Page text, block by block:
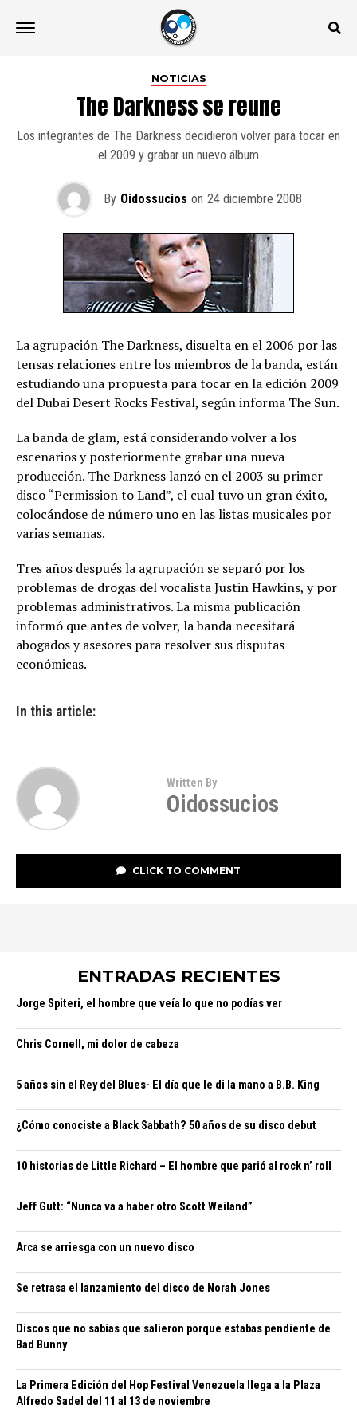
NOTICIAS
The Darkness se reune
Los integrantes de The Darkness decidieron volver para tocar en
el 2009 y grabar un nuevo álbum
By Oidossucios on 24 diciembre 2008
La agrupación The Darkness, disuelta en el 2006 por las
tensas relaciones entre los miembros de la banda, están
estudiando una propuesta para tocar en la edición 2009
del Dubai Desert Rocks Festival, según informa The Sun.
La banda de glam, está considerando volver a los
escenarios y posteriormente grabar una nueva
producción. The Darkness lanzó en el 2003 su primer
disco “Permission to Land”, el cual tuvo un gran éxito,
colocándose de número uno en las listas musicales por
varias semanas.
Tres años después la agrupación se separó por los
problemas de drogas del vocalista Justin Hawkins, y por
problemas administrativos. La misma publicación
informó que antes de volver, la banda necesitará
abogados y asesores para resolver sus disputas
económicas.
In this article:
Written By
Oidossucios
CLICK TO COMMENT
ENTRADAS RECIENTES
Jorge Spiteri, el hombre que veía lo que no podías ver
Chris Cornell, mi dolor de cabeza
5 años sin el Rey del Blues- El día que le di la mano a B.B. King
¿Cómo conociste a Black Sabbath? 50 años de su disco debut
10 historias de Little Richard – El hombre que parió al rock n’ roll
Jeff Gutt: “Nunca va a haber otro Scott Weiland”
Arca se arriesga con un nuevo disco
Se retrasa el lanzamiento del disco de Norah Jones
Discos que no sabías que salieron porque estabas pendiente de
Bad Bunny
La Primera Edición del Hop Festival Venezuela llega a la Plaza
Alfredo Sadel del 11 al 13 de noviembre